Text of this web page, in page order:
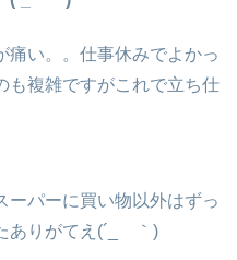
痛い。。仕事休みでよかっ
も複雑ですがこれで立ち仕
ーパーに買い物以外はずっ
ありがてえ(´_ゝ｀)